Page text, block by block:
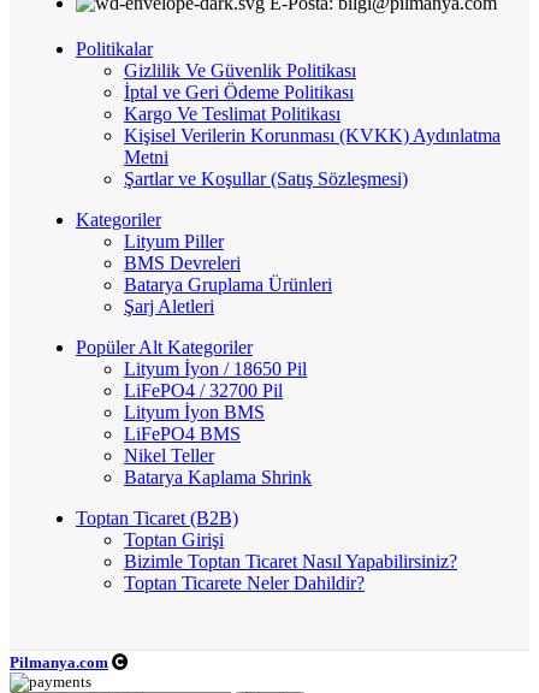
Politikalar
Gizlilik Ve Güvenlik Politikası
İptal ve Geri Ödeme Politikası
Kargo Ve Teslimat Politikası
Kişisel Verilerin Korunması (KVKK) Aydınlatma
Metni
Şartlar ve Koşullar (Satış Sözleşmesi)
Kategoriler
Lityum Piller
BMS Devreleri
Batarya Gruplama Ürünleri
Şarj Aletleri
Popüler Alt Kategoriler
Lityum İyon / 18650 Pil
LiFePO4 / 32700 Pil
Lityum İyon BMS
LiFePO4 BMS
Nikel Teller
Batarya Kaplama Shrink
Toptan Ticaret (B2B)
Toptan Girişi
Bizimle Toptan Ticaret Nasıl Yapabilirsiniz?
Toptan Ticarete Neler Dahildir?
Pilmanya.com